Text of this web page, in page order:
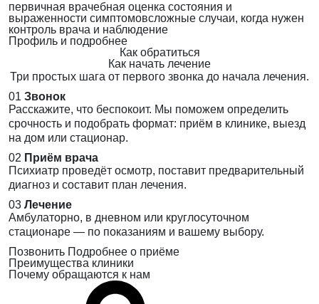
первичная врачебная оценка состояния и
выраженности симптомовсложные случаи, когда нужен
контроль врача и наблюдение
Профиль и подробнее
Как обратиться
Как начать лечение
Три простых шага от первого звонка до начала лечения.
01 Звонок
Расскажите, что беспокоит. Мы поможем определить
срочность и подобрать формат: приём в клинике, выезд
на дом или стационар.
02 Приём врача
Психиатр проведёт осмотр, поставит предварительный
диагноз и составит план лечения.
03 Лечение
Амбулаторно, в дневном или круглосуточном
стационаре — по показаниям и вашему выбору.
Позвонить Подробнее о приёме
Преимущества клиники
Почему обращаются к нам